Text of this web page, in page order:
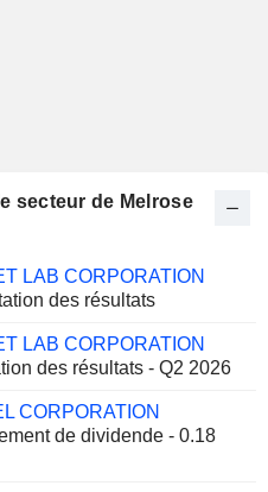
secteur de Melrose
LAB CORPORATION
des résultats
LAB CORPORATION
des résultats - Q2 2026
CORPORATION
de dividende - 0.18